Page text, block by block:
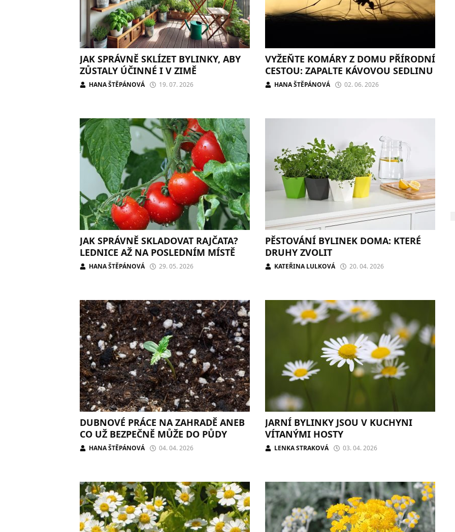
JAK SPRÁVNĚ SKLÍZET BYLINKY, ABY
ZŮSTALY ÚČINNÉ I V ZIMĚ
HANA ŠTĚPÁNOVÁ 19. 07. 2026
VYŽEŇTE KOMÁRY Z DOMU PŘÍRODNÍ
CESTOU: ZAPALTE KÁVOVOU SEDLINU
HANA ŠTĚPÁNOVÁ 02. 06. 2026
JAK SPRÁVNĚ SKLADOVAT RAJČATA?
LEDNICE AŽ NA POSLEDNÍM MÍSTĚ
HANA ŠTĚPÁNOVÁ 29. 05. 2026
PĚSTOVÁNÍ BYLINEK DOMA: KTERÉ
DRUHY ZVOLIT
KATEŘINA LULKOVÁ 20. 04. 2026
DUBNOVÉ PRÁCE NA ZAHRADĚ ANEB
CO UŽ BEZPEČNĚ MŮŽE DO PŮDY
HANA ŠTĚPÁNOVÁ 04. 04. 2026
JARNÍ BYLINKY JSOU V KUCHYNI
VÍTANÝMI HOSTY
LENKA STRAKOVÁ 03. 04. 2026